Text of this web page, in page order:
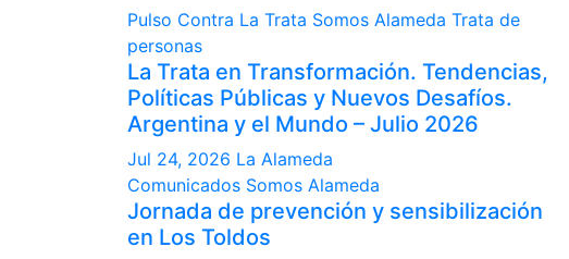
Pulso Contra La Trata Somos Alameda Trata de
personas
La Trata en Transformación. Tendencias,
Políticas Públicas y Nuevos Desafíos.
Argentina y el Mundo – Julio 2026
Jul 24, 2026 La Alameda
Comunicados Somos Alameda
Jornada de prevención y sensibilización
en Los Toldos